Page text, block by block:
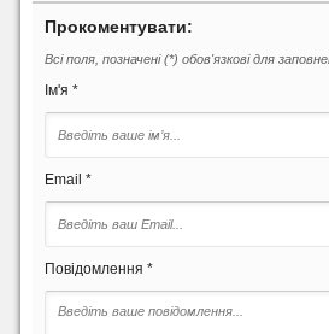
Прокоментувати:
Всі поля, позначені (*) обов'язкові для
Ім'я *
Email *
Повідомлення *